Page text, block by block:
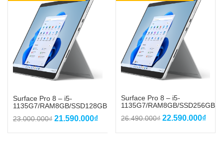
Surface Pro 8 – i5-
1135G7/RAM8GB/SSD128GB
23.000.000₫ Giá
21.590.000₫Giá
Surface Pro 8 – i5-
1135G7/RAM8GB/SSD256GB
26.490.000₫ Giá
22.590.000₫Giá